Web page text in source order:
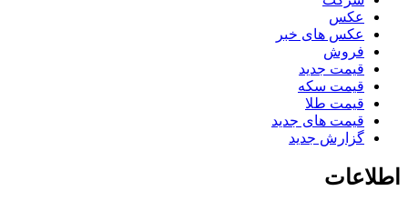
عکس
عکس های خبر
فروش
قیمت جدید
قیمت سکه
قیمت طلا
قیمت های جدید
گزارش جدید
اطلاعات